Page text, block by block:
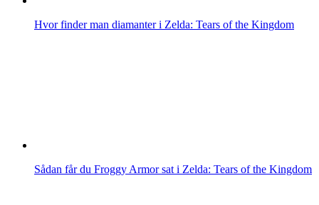
Hvor finder man diamanter i Zelda: Tears of the Kingdom
Sådan får du Froggy Armor sat i Zelda: Tears of the Kingdom